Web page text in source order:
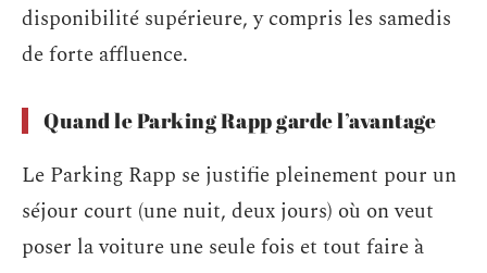
disponibilité supérieure, y compris les samedis
de forte affluence.
Quand le Parking Rapp garde l’avantage
Le Parking Rapp se justifie pleinement pour un
séjour court (une nuit, deux jours) où on veut
poser la voiture une seule fois et tout faire à